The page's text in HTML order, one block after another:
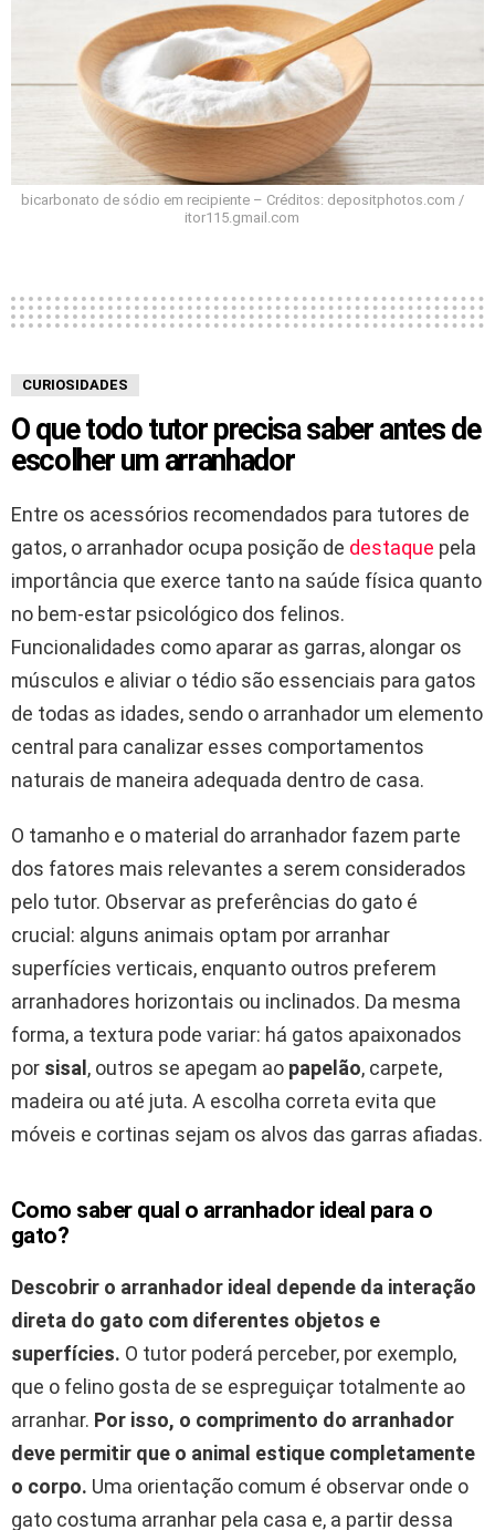
bicarbonato de sódio em recipiente – Créditos: depositphotos.com /
itor115.gmail.com
CURIOSIDADES
O que todo tutor precisa saber antes de
escolher um arranhador
Entre os acessórios recomendados para tutores de
gatos, o arranhador ocupa posição de destaque pela
importância que exerce tanto na saúde física quanto
no bem-estar psicológico dos felinos.
Funcionalidades como aparar as garras, alongar os
músculos e aliviar o tédio são essenciais para gatos
de todas as idades, sendo o arranhador um elemento
central para canalizar esses comportamentos
naturais de maneira adequada dentro de casa.
O tamanho e o material do arranhador fazem parte
dos fatores mais relevantes a serem considerados
pelo tutor. Observar as preferências do gato é
crucial: alguns animais optam por arranhar
superfícies verticais, enquanto outros preferem
arranhadores horizontais ou inclinados. Da mesma
forma, a textura pode variar: há gatos apaixonados
por sisal , outros se apegam ao papelão, carpete,
madeira ou até juta. A escolha correta evita que
móveis e cortinas sejam os alvos das garras afiadas.
Como saber qual o arranhador ideal para o
gato?
Descobrir o arranhador ideal depende da interação
direta do gato com diferentes objetos e
superfícies. O tutor poderá perceber, por exemplo,
que o felino gosta de se espreguiçar totalmente ao
arranhar. Por isso, o comprimento do arranhador
deve permitir que o animal estique completamente
o corpo. Uma orientação comum é observar onde o
gato costuma arranhar pela casa e, a partir dessa